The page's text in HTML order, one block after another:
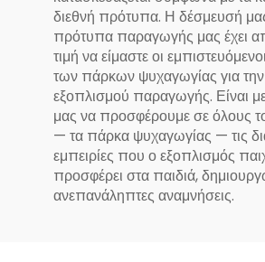
διεθνή πρότυπα. Η δέσμευσή
πρότυπα παραγωγής μας έχει
τιμή να είμαστε οι
των πάρκων ψυχαγωγίας για
εξοπλισμού παραγωγής. Είναι
μας να προσφέρουμε σε όλους
— τα πάρκα ψυχαγωγίας — τις
εμπειρίες που ο εξοπλισμός
προσφέρει στα παιδιά,
ανεπανάληπτες αναμνήσεις.